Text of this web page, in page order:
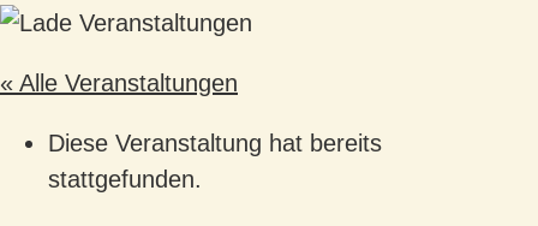
« Alle Veranstaltungen
Diese Veranstaltung hat bereits
stattgefunden.